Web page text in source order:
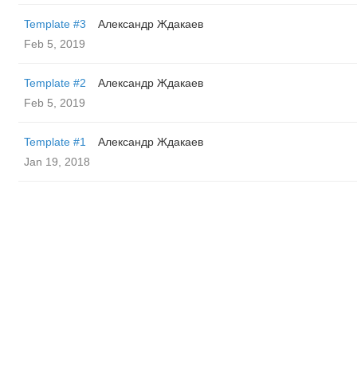
Template #3
Александр Ждакаев
Feb 5, 2019
Template #2
Александр Ждакаев
Feb 5, 2019
Template #1
Александр Ждакаев
Jan 19, 2018